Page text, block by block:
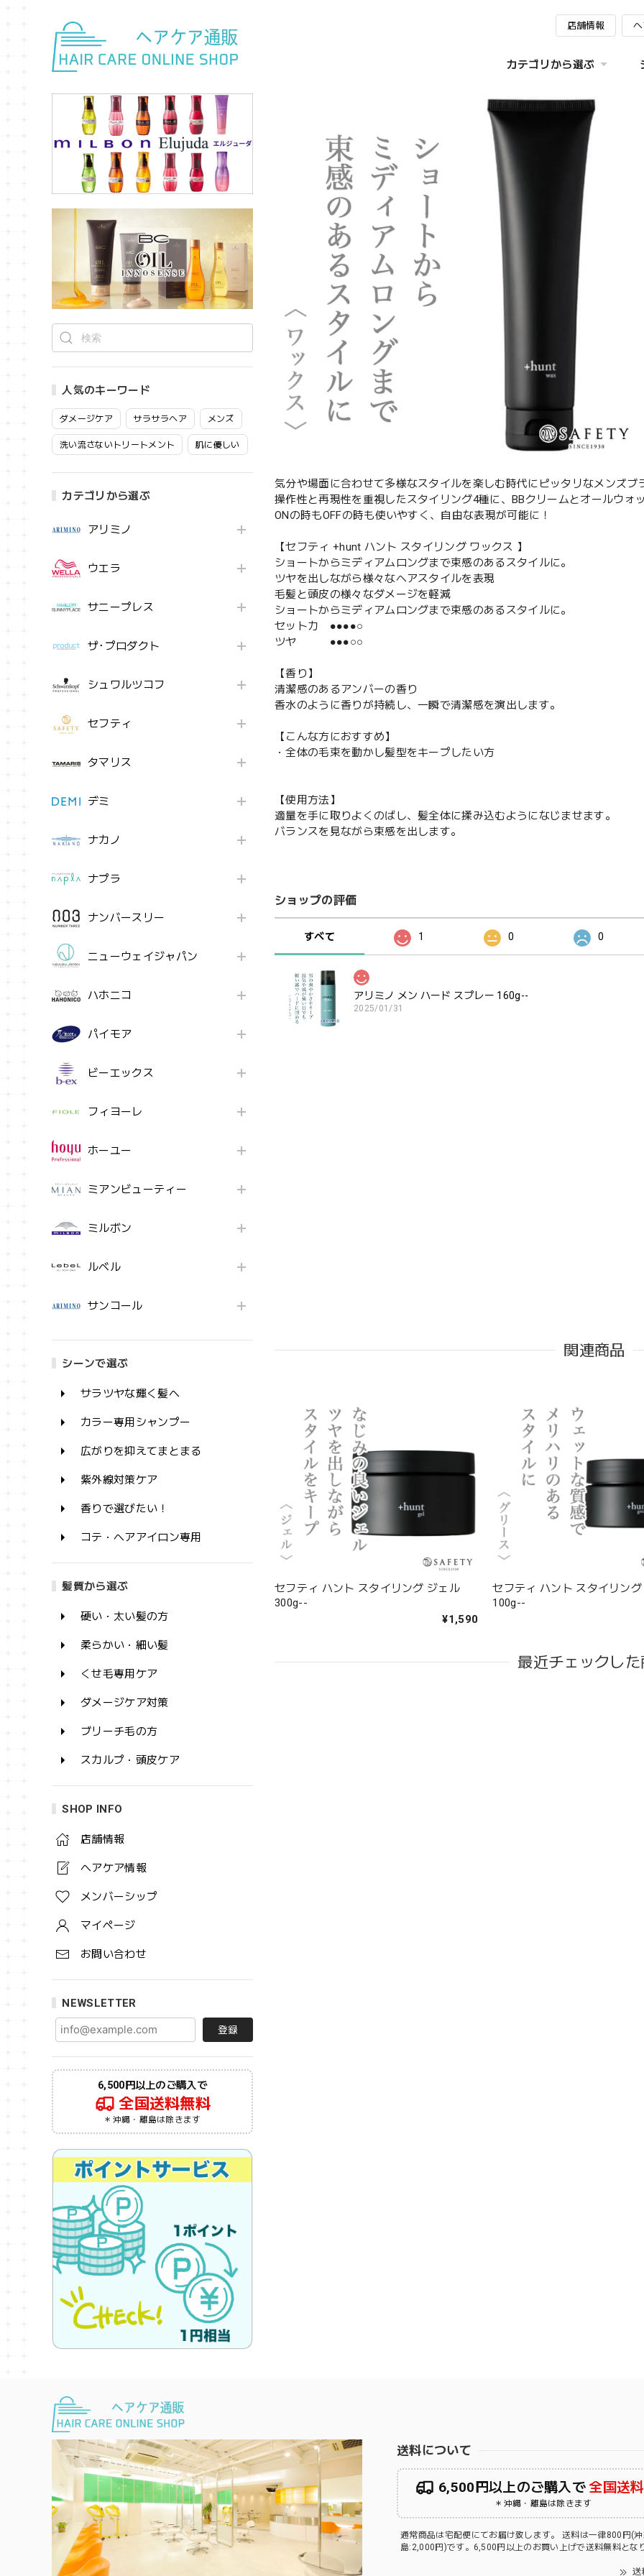
店舗情報
カテゴリから選ぶ
人気のキーワード
ダメージケア サラサラヘア メンズ
洗い流さないトリートメント 肌に優しい
カテゴリから選ぶ
アリミノ
ウエラ
サニープレス
ザ･プロダクト
シュワルツコフ
セフティ
タマリス
デミ
ナカノ
ナプラ
ナンバースリー
ニューウェイジャパン
ハホニコ
パイモア
ビーエックス
フィヨーレ
ホーユー
ミアンビューティー
ミルボン
ルベル
サンコール
シーンで選ぶ
サラツヤな輝く髪へ
カラー専用シャンプー
広がりを抑えてまとまる
紫外線対策ケア
香りで選びたい！
コテ・ヘアアイロン専用
髪質から選ぶ
硬い・太い髪の方
柔らかい・細い髪
くせ毛専用ケア
ダメージケア対策
ブリーチ毛の方
スカルプ・頭皮ケア
SHOP INFO
店舗情報
ヘアケア情報
メンバーシップ
マイページ
お問い合わせ
NEWSLETTER
登録
6,500円以上のご購入で
全国送料無料
＊沖縄・離島は除きます
気分や場面に合わせて多様なスタイルを楽しむ時代にピッタリなメンズ
操作性と再現性を重視したスタイリング4種に、BBクリームとオールウォ
ONの時もOFFの時も使いやすく、自由な表現が可能に！
【セフティ +hunt ハント スタイリング ワックス 】
ショートからミディアムロングまで束感のあるスタイルに。
ツヤを出しながら様々なヘアスタイルを表現
毛髪と頭皮の様々なダメージを軽減
ショートからミディアムロングまで束感のあるスタイルに。
セット力 ●●●●○
ツヤ ●●●○○
【香り】
清潔感のあるアンバーの香り
香水のように香りが持続し、一瞬で清潔感を演出します。
【こんな方におすすめ】
・全体の毛束を動かし髪型をキープしたい方
【使用方法】
適量を手に取りよくのばし、髪全体に揉み込むようになじませます。
バランスを見ながら束感を出します。
ショップの評価
すべて 1 0 0
アリミノ メン ハード スプレー 160g--
2025/01/31
関連商品
セフティ ハント スタイリング ジェル
300g--
¥1,590
セフティ ハント スタイリン
100g--
最近チェックし
送料について
6,500円以上のご購入で全国送
＊沖縄・離島は除きます
通常商品は宅配便にてお届け致します。 送料は一律800円(
島:2,000円)です。6,500円以上のお買い上げで送料無料とな
送